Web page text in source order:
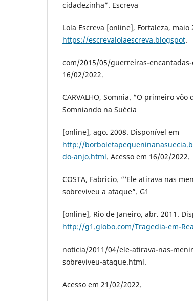
cidadezinha”. Escreva
Lola Escreva [online], Fortaleza, maio
https://escrevalolaescreva.blogspot.
com/2015/05/guerreiras-
16/02/2022.
CARVALHO, Somnia. “O primeiro
Somniando na Suécia
[online], ago. 2008. Disponível em
http://
do-anjo.html. Acesso em 16/02/2022.
COSTA, Fabricio. “‘Ele atirava nas
sobreviveu a ataque”. G1
[online], Rio de Janeiro, abr. 2011.
http://g1.globo.com/Tragedia-em-
noticia/2011/04/ele-atirava-nas-
sobreviveu-ataque.html.
Acesso em 21/02/2022.